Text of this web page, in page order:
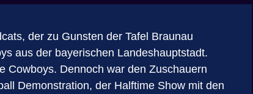
der zu Gunsten der Tafel Braunau
aus der bayerischen Landeshauptstadt.
Cowboys. Dennoch war den Zuschauern
Demonstration, der Halftime Show mit den